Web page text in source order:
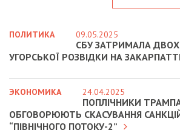
ПОЛИТИКА 09.05.2025
СБУ ЗАТРИМАЛА ДВОХ
УГОРСЬКОЇ РОЗВІДКИ НА
ЭКОНОМИКА 24.04.2025
ПОПЛІЧНИКИ
ОБГОВОРЮЮТЬ СКАСУВАННЯ
“ПІВНІЧНОГО ПОТОКУ-2”